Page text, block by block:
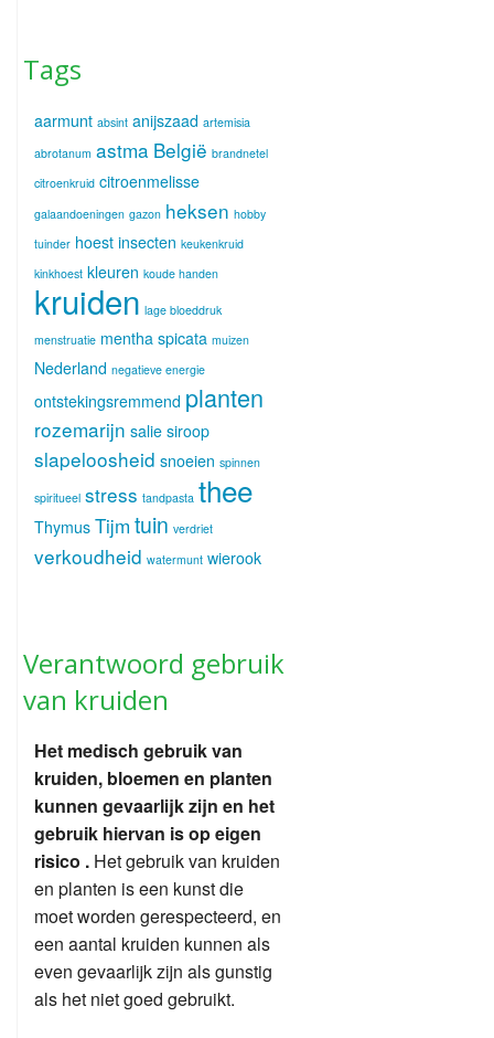
Tags
aarmunt absint anijszaad artemisia
abrotanum astma België brandnetel
citroenkruid citroenmelisse
galaandoeningen gazon heksen hobby
tuinder hoest insecten keukenkruid
kinkhoest kleuren koude handen
kruiden lage bloeddruk
menstruatie mentha spicata muizen
Nederland negatieve energie
ontstekingsremmend planten
rozemarijn salie siroop
slapeloosheid snoeien spinnen
spiritueel stress tandpasta thee
Thymus Tijm tuin verdriet
verkoudheid watermunt wierook
Verantwoord gebruik
van kruiden
Het medisch gebruik van
kruiden, bloemen en planten
kunnen gevaarlijk zijn en het
gebruik hiervan is op eigen
risico . Het gebruik van kruiden
en planten is een kunst die
moet worden gerespecteerd, en
een aantal kruiden kunnen als
even gevaarlijk zijn als gunstig
als het niet goed gebruikt.